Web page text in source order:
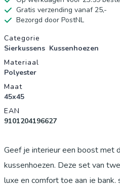
Gratis verzending vanaf 25,-
Bezorgd door PostNL
Productgegevens
Categorie
Sierkussens Kussenhoezen
Materiaal
Polyester
Maat
45x45
EAN
9101204196627
Geef je interieur een boost met
kussenhoezen. Deze set van
luxe en comfort toe aan je